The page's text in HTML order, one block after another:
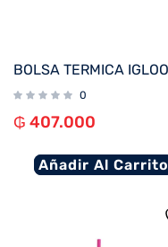
0
₲ 407.000
Añadir Al Carrito